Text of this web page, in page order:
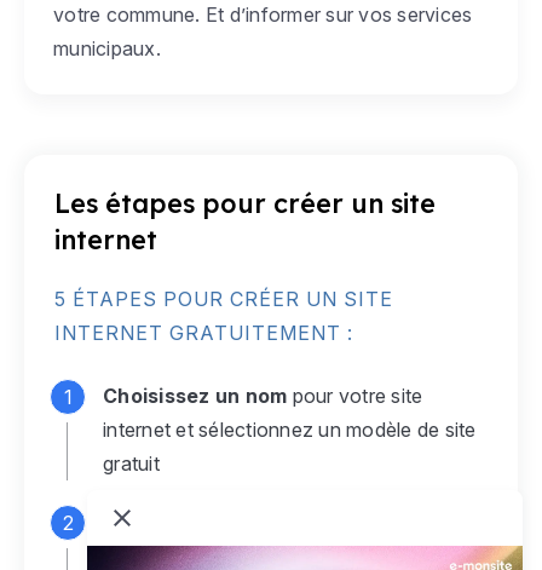
votre commune. Et d’informer sur vos services
municipaux.
Les étapes pour créer un site
internet
5 ÉTAPES POUR CRÉER UN SITE
INTERNET GRATUITEMENT :
Choisissez un nom pour votre site
internet et sélectionnez un modèle de site
gratuit
Connectez-vous
monsite gratuit pour accéder à votre